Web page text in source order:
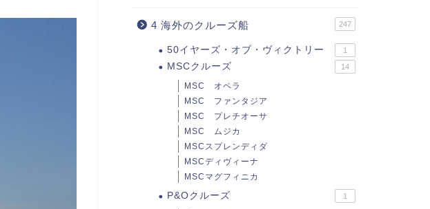
4 海外のクルーズ船 247
50イヤーズ・オブ・ヴィクトリー 1
MSCクルーズ 14
MSC オペラ
MSC ファンタジア
MSC プレチオーサ
MSC ムジカ
MSCスプレンディダ
MSCディヴィーナ
MSCマグフィニカ
P&Oクルーズ 1